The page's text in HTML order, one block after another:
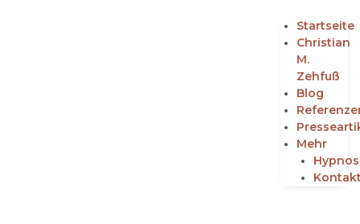
Startseite
Christian
M.
Zehfuß
Blog
Mehr